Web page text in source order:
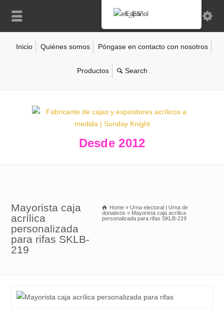
Inicio Quiénes somos Póngase en contacto con nosotros
Productos
Desde 2012
Mayorista caja
acrílica
personalizada
para rifas SKLB-
219
Home » Urna electoral | Urna de
donativos » Mayorista caja acrílica
personalizada para rifas SKLB-219
Español